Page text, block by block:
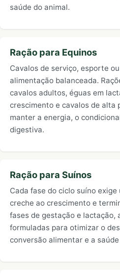
saúde do animal.
Ração para Equinos
Cavalos de serviço, esporte
alimentação balanceada.
cavalos adultos, éguas em
crescimento e cavalos de alta
manter a energia, o
digestiva.
Ração para Suínos
Cada fase do ciclo suíno
creche ao crescimento e
fases de gestação e lactação,
formuladas para otimizar o
conversão alimentar e a